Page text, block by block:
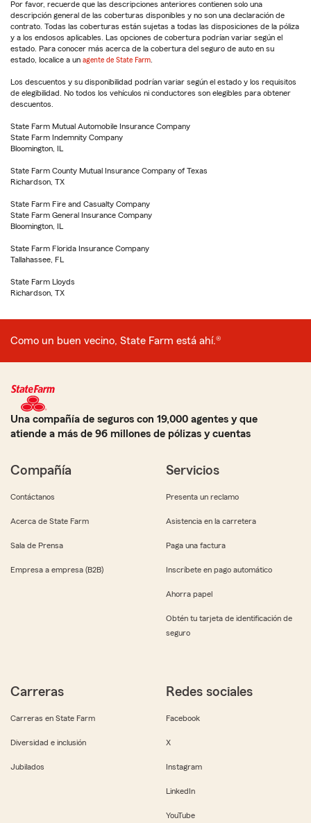
Por favor, recuerde que las descripciones anteriores contienen solo una
descripción general de las coberturas disponibles y no son una declaración de
contrato. Todas las coberturas están sujetas a todas las disposiciones de la póliza
y a los endosos aplicables. Las opciones de cobertura podrían variar según el
estado. Para conocer más acerca de la cobertura del seguro de auto en su
estado, localice a un agente de State Farm
Los descuentos y su disponibilidad podrían variar según el estado y los requisitos
de elegibilidad. No todos los vehículos ni conductores son elegibles para obtener
descuentos.
State Farm Mutual Automobile Insurance Company
State Farm Indemnity Company
Bloomington, IL
State Farm County Mutual Insurance Company of Texas
Richardson, TX
State Farm Fire and Casualty Company
State Farm General Insurance Company
Bloomington, IL
State Farm Florida Insurance Company
Tallahassee, FL
State Farm Lloyds
Richardson, TX
Como un buen vecino, State Farm está ahí.®
Una compañía de seguros con 19,000 agentes y que
atiende a más de 96 millones de pólizas y cuentas
Compañía
Contáctanos
Acerca de State Farm
Sala de Prensa
Empresa a empresa (B2B)
Servicios
Presenta un reclamo
Asistencia en la carretera
Paga una factura
Inscríbete en pago automático
Ahorra papel
Obtén tu tarjeta de identificación de
seguro
Carreras
Carreras en State Farm
Diversidad e inclusión
Jubilados
Redes sociales
Facebook
X
Instagram
LinkedIn
YouTube